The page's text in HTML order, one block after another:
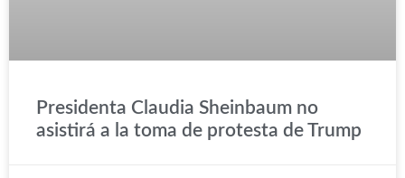
Presidenta Claudia Sheinbaum no
asistirá a la toma de protesta de Trump